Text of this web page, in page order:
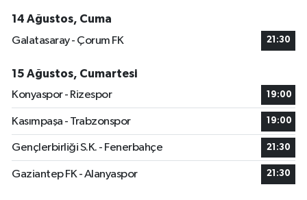
14 Ağustos, Cuma
Galatasaray - Çorum FK
21:30
15 Ağustos, Cumartesi
Konyaspor - Rizespor
19:00
Kasımpaşa - Trabzonspor 19:00
Gençlerbirliği S.K. - Fenerbahçe 21:30
Gaziantep FK - Alanyaspor 21:30